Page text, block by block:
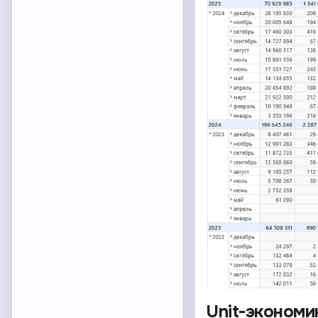
Unit-